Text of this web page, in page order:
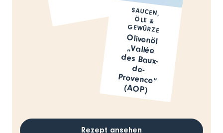
SAUCEN,
ÖLE &
GEWÜRZE
Olivenöl
„Vallée
des Baux-
de-
Provence“
(AOP)
Rezept ansehen